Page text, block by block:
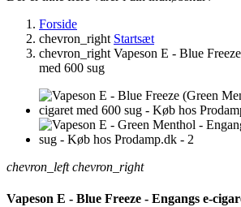
Forside
chevron_right Startsæt
chevron_right Vapeson E - Blue
med 600 sug
chevron_left chevron_right
Vapeson E - Blue Freeze - Engangs e-